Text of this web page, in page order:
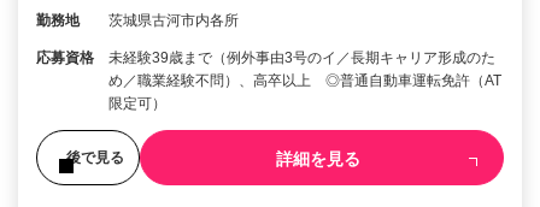
勤務地 茨城県古河市内各所
応募資格
未経験39歳まで（例外事由3号のイ／長期キャリア形成のた
め／職業経験不問）、高卒以上 ◎普通自動車運転免許（AT
限定可）
後で見る 詳細を見る